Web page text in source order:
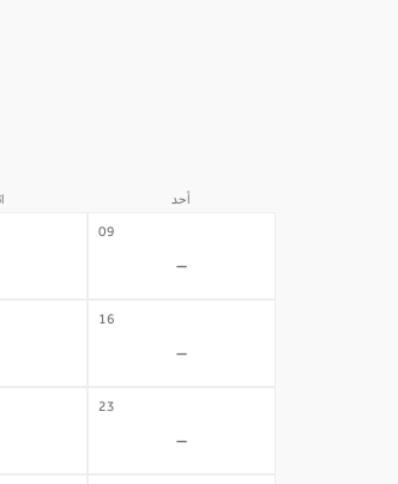
أحد
09
-
16
-
23
-